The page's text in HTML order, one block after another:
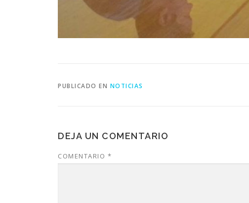
PUBLICADO EN NOTICIAS
DEJA UN COMENTARIO
COMENTARIO *